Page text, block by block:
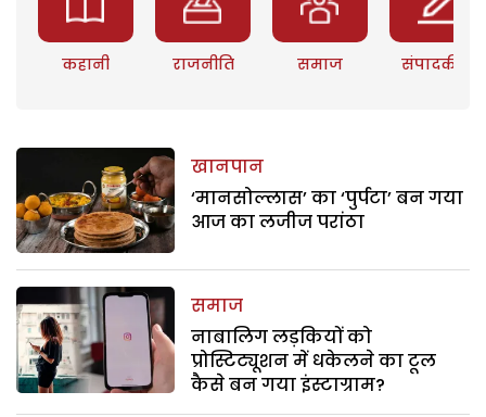
कहानी राजनीति समाज संपादकीय
खानपान
‘मानसोल्लास’ का ‘पुर्पटा’ बन गया
आज का लजीज परांठा
समाज
नाबालिग लड़कियों को
प्रोस्टिट्यूशन में धकेलने का टूल
कैसे बन गया इंस्टाग्राम?